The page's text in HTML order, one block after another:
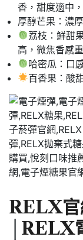
香，甜度適中
厚醇芒果：濃
荔枝：鮮甜
高，微焦香感重
哈密瓜：口
百香果：酸
RELX官
RELX